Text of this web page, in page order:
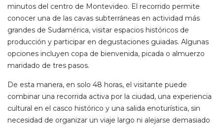
minutos del centro de Montevideo. El recorrido permite
conocer una de las cavas subterráneas en actividad más
grandes de Sudamérica, visitar espacios históricos de
producción y participar en degustaciones guiadas. Algunas
opciones incluyen copa de bienvenida, picada o almuerzo
maridado de tres pasos.
De esta manera, en solo 48 horas, el visitante puede
combinar una recorrida activa por la ciudad, una experiencia
cultural en el casco histórico y una salida enoturística, sin
necesidad de organizar un viaje largo ni alejarse demasiado